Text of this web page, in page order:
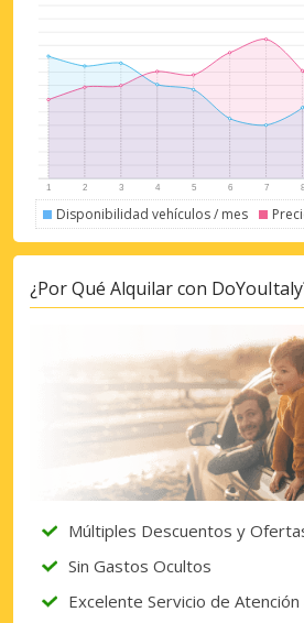
Disponibilidad vehículos / mes
¿Por Qué Alquilar con
Múltiples Descuentos y
Sin Gastos Ocultos
Excelente Servicio de Atención